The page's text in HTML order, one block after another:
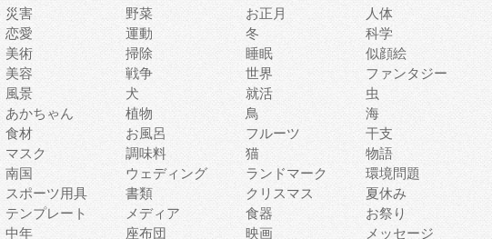
災害 野菜 お正月
人体
恋愛 運動 冬
科学
美術 掃除 睡眠
似顔絵
美容 戦争 世界
ファンタジー
風景 犬 就活
虫
あかちゃん 植物 鳥
海
食材 お風呂 フルーツ
干支
マスク 調味料 猫
物語
南国 ウェディング ランドマーク
環境問題
スポーツ用具 書類 クリスマス
夏休み
テンプレート メディア 食器
お祭り
中年 座布団 映画 メッセージ